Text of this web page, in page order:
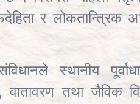
र लोकतान्त्रिक
स्थानीय
तथा जैविक